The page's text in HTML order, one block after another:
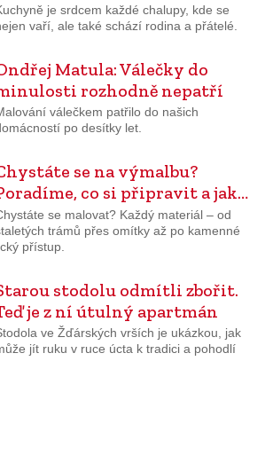
je srdcem každé chalupy, kde se
vaří, ale také schází rodina a přátelé.
Matula: Válečky do
rozhodně nepatří
válečkem patřilo do našich
po desítky let.
se na výmalbu?
co si připravit a jak…
se malovat? Každý materiál – od
trámů přes omítky až po kamenné
přístup.
stodolu odmítli zbořit.
je z ní útulný apartmán
ve Žďárských vrších je ukázkou, jak
jít ruku v ruce úcta k tradici a pohodlí